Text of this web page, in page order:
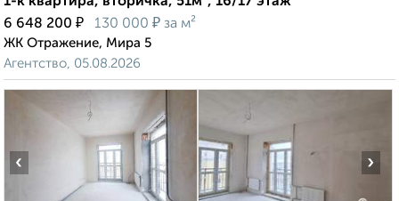
6 648 200 ₽ 130 000 ₽ за м²
ЖК Отражение, Мира 5
Агентство, 05.08.2026
‹ ›